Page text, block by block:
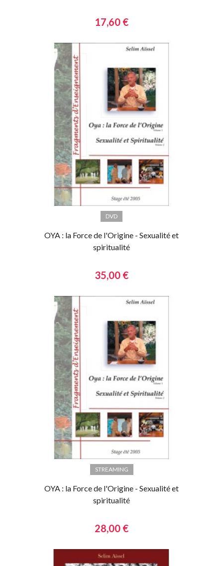
17,60 €
DVD
OYA : la Force de l'Origine - Sexualité et
spiritualité
35,00 €
STREAMING
OYA : la Force de l'Origine - Sexualité et
spiritualité
28,00 €